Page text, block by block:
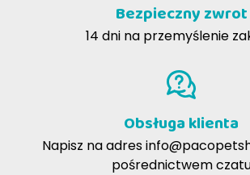
Bezpieczny zwrot
14 dni na przemyślenie
Obsługa klienta
Napisz na adres
pośrednictwem